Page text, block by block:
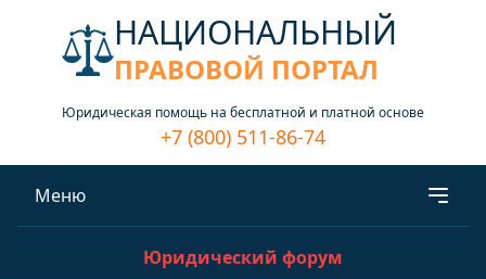
НАЦИОНАЛЬНЫЙ
ПРАВОВОЙ ПОРТАЛ
Юридическая помощь на бесплатной и платной основе
+7 (800) 511-86-74
Меню
Юридический форум